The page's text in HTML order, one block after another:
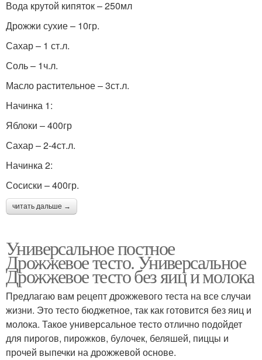
Вода крутой кипяток – 250мл
Дрожжи сухие – 10гр.
Сахар – 1 ст.л.
Соль – 1ч.л.
Масло растительное – 3ст.л.
Начинка 1:
Яблоки – 400гр
Сахар – 2-4ст.л.
Начинка 2:
Сосиски – 400гр.
читать дальше →
Универсальное постное
Дрожжевое тесто. Универсальное
Дрожжевое тесто без яиц и молока
Предлагаю вам рецепт дрожжевого теста на все случаи
жизни. Это тесто бюджетное, так как готовится без яиц и
молока. Такое универсальное тесто отлично подойдет
для пирогов, пирожков, булочек, беляшей, пиццы и
прочей выпечки на дрожжевой основе.